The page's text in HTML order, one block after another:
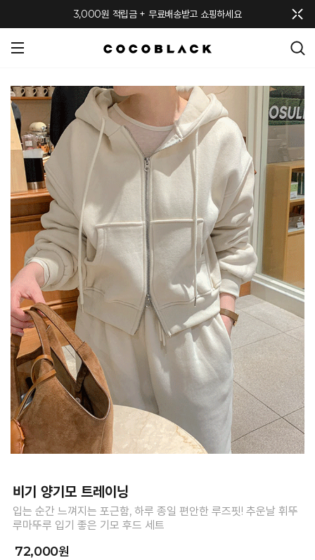
3,000원 적립금 + 무료배송받고 쇼핑하세요
비기 양기모 트레이닝
입는 순간 느껴지는 포근함, 하루 종일 편안한 루즈핏! 추운날 휘뚜
루마뚜루 입기 좋은 기모 후드 세트
72,000원